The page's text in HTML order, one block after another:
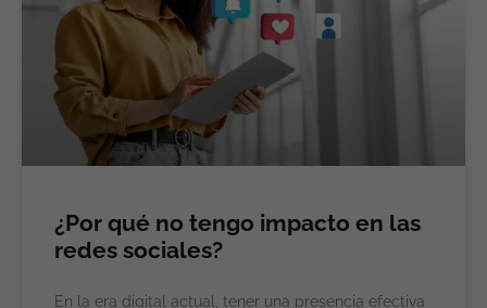
¿Por qué no tengo impacto en las
redes sociales?
En la era digital actual, tener una presencia efectiva